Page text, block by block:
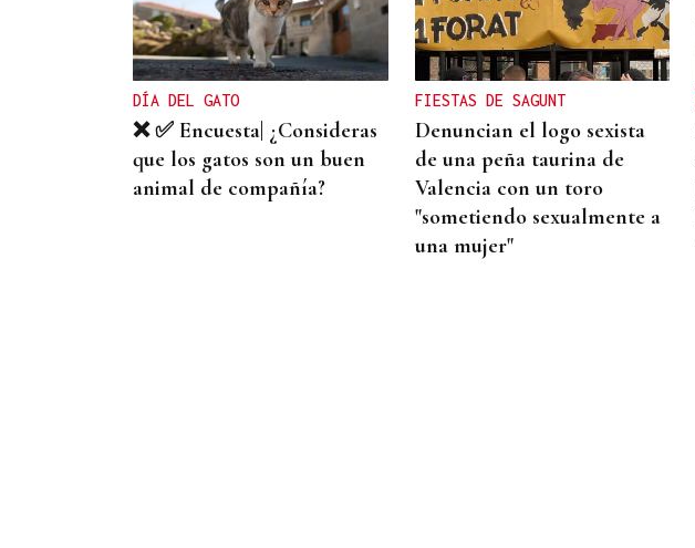
2.000 casas vacías en
Celanova y solo tres en
alquiler
DÍA DEL GATO
❌ ✅ Encuesta| ¿Consideras
que los gatos son un buen
animal de compañía?
FIESTAS DE SAGUNT
Denuncian el logo sexista
de una peña taurina de
Valencia con un toro
"sometiendo sexualmente a
una mujer"